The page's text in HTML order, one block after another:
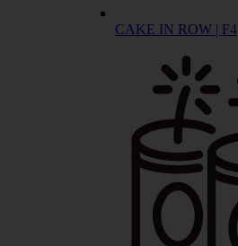
CAKE IN ROW | F4